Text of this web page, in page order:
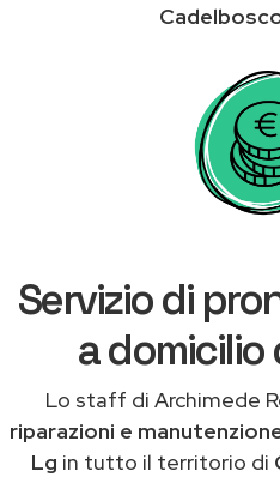
Servizio di
a
Lo staff di Archimede
riparazioni e
Lg in tutto il territorio di